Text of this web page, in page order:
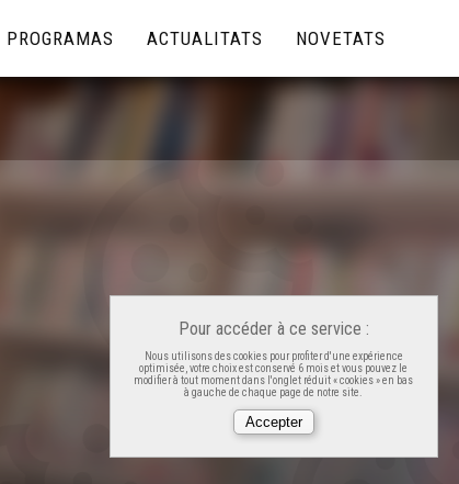
PROGRAMAS ACTUALITATS NOVETATS
Pour accéder à ce service :
Nous utilisons des cookies pour profiter d'une expérience
optimisée, votre choix est conservé 6 mois et vous pouvez le
modifier à tout moment dans l'onglet réduit « cookies » en bas
à gauche de chaque page de notre site.